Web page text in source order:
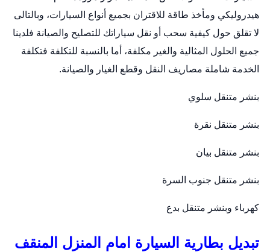
هيدروليكي ومأخذ طاقة للاقتران بجميع أنواع السيارات، وبالتالى
لا تقلق حول كيفية سحب أو نقل سياراتك للتصليح والصيانة فلدينا
جميع الحلول المثالية والغير مكلفة، أما بالنسبة للتكلفة فتكلفة
الخدمة شاملة مصاريف النقل وقطع الغيار والصيانة.
بنشر متنقل سلوي
بنشر متنقل نقرة
بنشر متنقل بيان
بنشر متنقل جنوب السرة
كهرباء وبنشر متنقل بدع
تبديل بطارية السيارة امام المنزل المنقف